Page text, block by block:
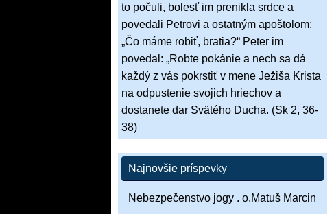
to počuli, bolesť im prenikla srdce a
povedali Petrovi a ostatným apoštolom:
„Čo máme robiť, bratia?“ Peter im
povedal: „Robte pokánie a nech sa dá
každý z vás pokrstiť v mene Ježiša Krista
na odpustenie svojich hriechov a
dostanete dar Svätého Ducha. (Sk 2, 36-
38)
Najnovšie príspevky
Nebezpečenstvo jogy . o.Matuš Marcin